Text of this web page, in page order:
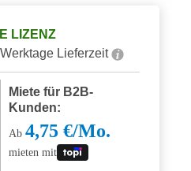
LIZENZ
Lieferzeit
Miete für B2B-
Kunden:
Ab4,75 €/Mo.
mieten mit